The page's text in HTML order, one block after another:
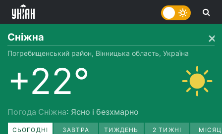
Сніжна
Погребищенський район, Вінницька область, Україна
+22°
Погода Сніжна: Ясно і безхмарно
СЬОГОДНІ ЗАВТРА ТИЖДЕНЬ 2 ТИЖНІ